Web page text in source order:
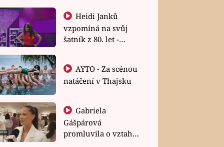
Heidi Janků
vzpomíná na svůj
šatník z 80. let -
natáčení v Thajsku
Gabriela
Gášpárová
promluvila o vztahu